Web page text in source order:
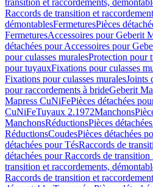
transition et raccordements,
Raccords de transition et
démontablesFermeturesPièces
FermeturesAccessoires pour Geberit
détachées pour Accessoires pour
pour culasses muralesProtection pour
pour tuyauxFixations pour culasses
Fixations pour culasses muralesJoints
pour raccordements à brideGeberit
Mapress CuNiFePièces détachées
CuNiFeTuyaux 2.1972Manchons
ManchonsRéductionsPièces
RéductionsCoudesPièces détachées
détachées pour TésRaccords de
détachées pour Raccords de
transition et raccordements,
Raccords de transition et